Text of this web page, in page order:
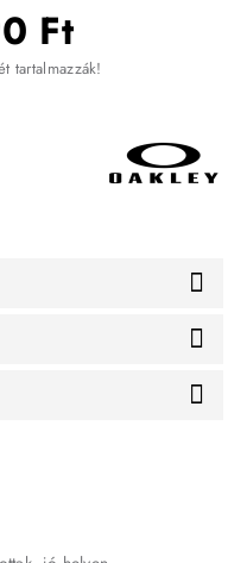
Ft
tartalmazzák!